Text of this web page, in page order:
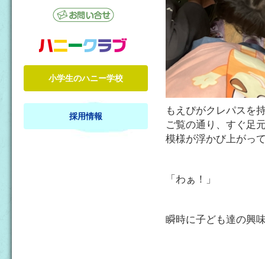
小学生のハニー学校
採用情報
もえぴがクレパスを
ご覧の通り、すぐ足
模様が浮かび上がっ
「わぁ！」
瞬時に子ども達の興